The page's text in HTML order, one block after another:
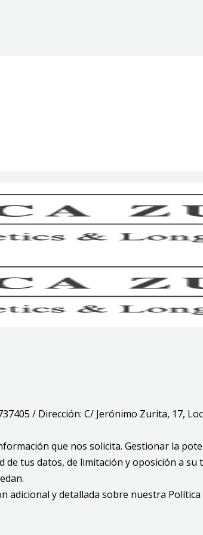
/ Dirección: C/ Jerónimo Zurita, 17,
que nos solicita. Gestionar la
de tus datos, de limitación y oposición a
adicional y detallada sobre nuestra Política